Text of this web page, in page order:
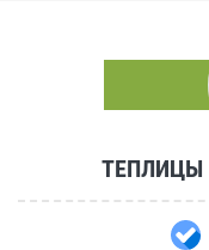
ТЕПЛИЦЫ